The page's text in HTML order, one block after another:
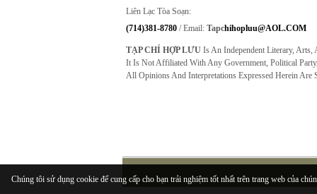
Liên Lạc Tòa Soạn:
(714)381-8780 / Email: TapcHihopluu@AOL.COM
TẠP CHÍ HỢP LƯU Is An Independent Literary, Arts,
It Is Not Affiliated With Any Government, Political
All Opinions And Interpretations Expressed Herein Are
Chúng tôi sử dụng cookie để cung cấp cho bạn trải nghiệm tốt nhất trên trang web của